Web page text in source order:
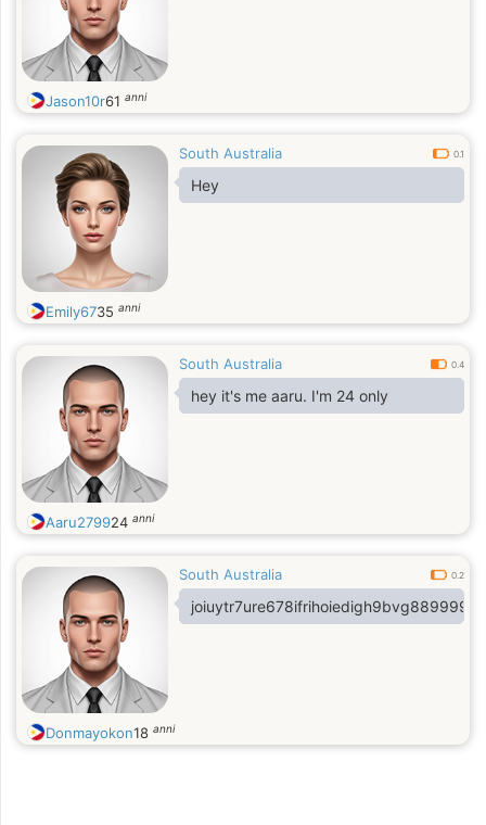
Jason10r61 anni
South Australia 0.1
Hey
Emily6735 anni
South Australia 0.4
hey it's me aaru. I'm 24 only
Aaru279924 anni
South Australia 0.2
Donmayokon18 anni